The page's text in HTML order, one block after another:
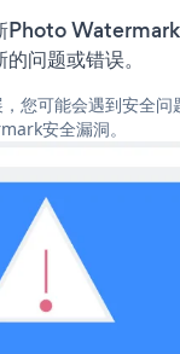
Photo Watermark
问题或错误。
您可能会遇到安全问
安全漏洞。